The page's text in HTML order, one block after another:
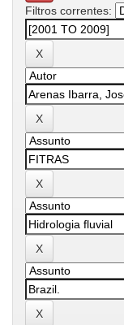
Filtros correntes: